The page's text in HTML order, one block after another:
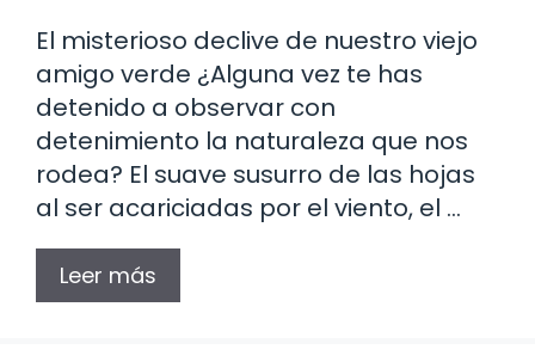
El misterioso declive de nuestro viejo
amigo verde ¿Alguna vez te has
detenido a observar con
detenimiento la naturaleza que nos
rodea? El suave susurro de las hojas
al ser acariciadas por el viento, el …
Leer más